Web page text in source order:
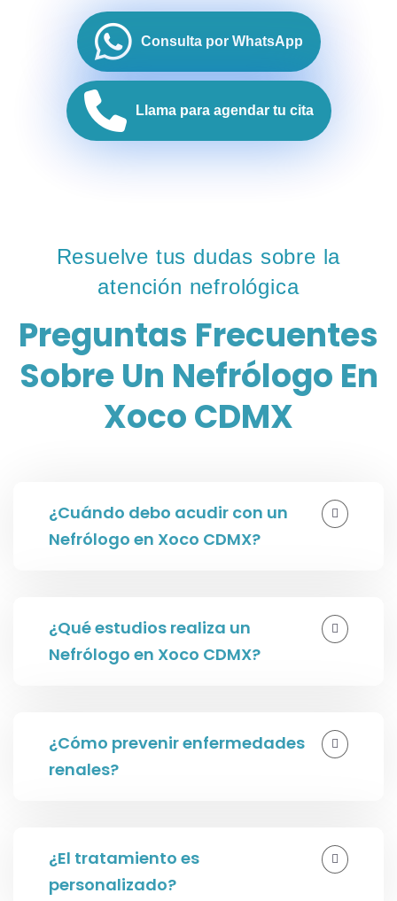
Consulta por WhatsApp
Llama para agendar tu cita
Resuelve tus dudas sobre la
atención nefrológica
Preguntas Frecuentes
Sobre Un Nefrólogo En
Xoco CDMX
¿Cuándo debo acudir con un
Nefrólogo en Xoco CDMX?
¿Qué estudios realiza un
Nefrólogo en Xoco CDMX?
¿Cómo prevenir enfermedades
renales?
¿El tratamiento es
personalizado?